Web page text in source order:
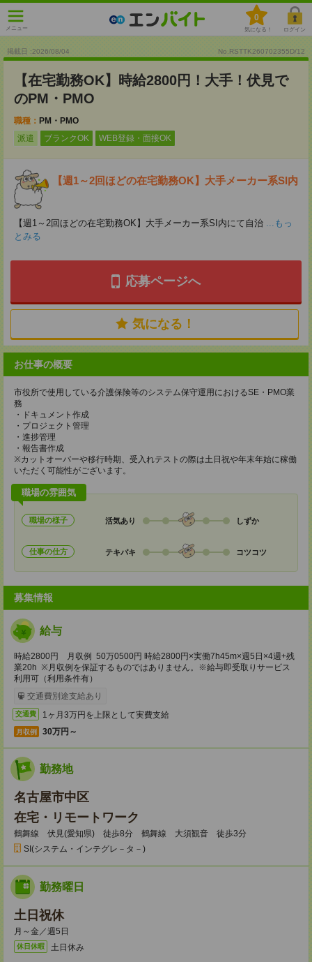
メニュー
0
気になる！ ログイン
掲載日 :2026/08/04 No.RSTTK260702355D/12
【在宅勤務OK】時給2800円！大手！伏見で
のPM・PMO
職種： PM・PMO
派遣
ブランクOK WEB登録・面接OK
【週1～2回ほどの在宅勤務OK】大手メーカー系SI内
【週1～2回ほどの在宅勤務OK】大手メーカー系SI内にて自治 ...もっ
とみる
応募ページへ
気になる！
お仕事の概要
市役所で使用している介護保険等のシステム保守運用におけるSE・PMO業
務
・ドキュメント作成
・プロジェクト管理
・進捗管理
・報告書作成
※カットオーバーや移行時期、受入れテストの際は土日祝や年末年始に稼働
いただく可能性がございます。
職場の雰囲気
職場の様子 活気あり しずか
仕事の仕方 テキパキ コツコツ
募集情報
給与
時給2800円 月収例 50万0500円 時給2800円×実働7h45m×週5日×4週+残
業20h ※月収例を保証するものではありません。※給与即受取りサービス
利用可（利用条件有）
交通費別途支給あり
交通費 1ヶ月3万円を上限として実費支給
月収例 30万円～
勤務地
名古屋市中区
在宅・リモートワーク
鶴舞線 伏見(愛知県) 徒歩8分 鶴舞線 大須観音 徒歩3分
SI(システム・インテグレ－タ－)
勤務曜日
土日祝休
月～金／週5日
休日休暇 土日休み